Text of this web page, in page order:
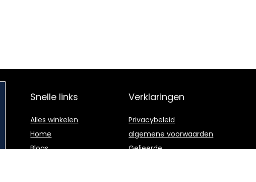
Snelle links
Alles winkelen
Home
Blogs
Verklaringen
Privacybeleid
algemene voorwaarden
Gelieerde